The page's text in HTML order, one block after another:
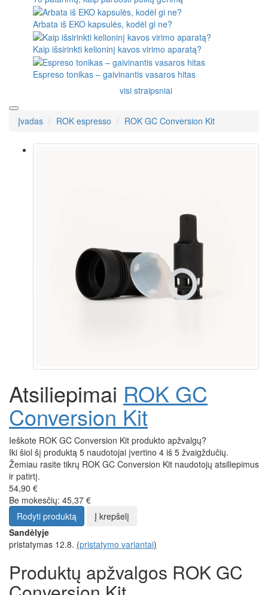
Arbata iš EKO kapsulės, kodėl gi ne?
Kaip išsirinkti kelioninį kavos virimo aparatą?
Espreso tonikas – gaivinantis vasaros hitas
visi straipsniai
Įvadas ROK espresso ROK GC Conversion Kit
Atsiliepimai ROK GC
Conversion Kit
Ieškote ROK GC Conversion Kit produkto apžvalgų?
Iki šiol šį produktą 5 naudotojai įvertino 4 iš 5 žvaigždučių.
Žemiau rasite tikrų ROK GC Conversion Kit naudotojų atsiliepimus
ir patirtį.
54,90 €
Be mokesčių: 45,37 €
Rodyti produktą
Į krepšelį
Sandėlyje
pristatymas 12.8. (pristatymo variantai)
Produktų apžvalgos ROK GC